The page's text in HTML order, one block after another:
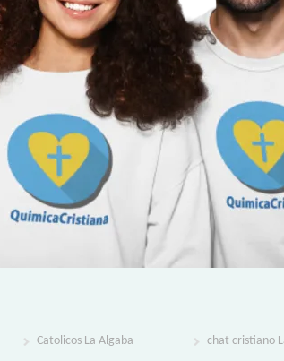
Catolicos La Algaba chat cristiano